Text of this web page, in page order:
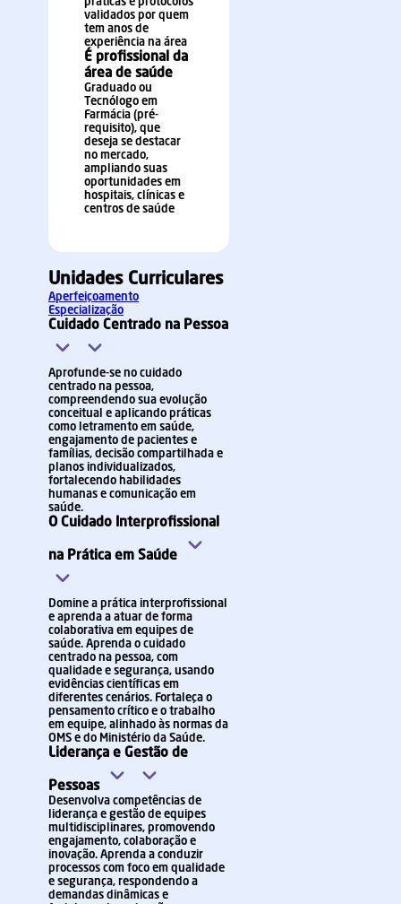
validados por quem
tem anos de
experiência na área
É profissional da
área de saúde
Graduado ou
Tecnólogo em
Farmácia (pré-
requisito), que
deseja se destacar
no mercado,
ampliando suas
oportunidades em
hospitais, clínicas e
centros de saúde
Unidades Curriculares
Aperfeiçoamento
Especialização
Cuidado Centrado na Pessoa
Aprofunde-se no cuidado
centrado na pessoa,
compreendendo sua evolução
conceitual e aplicando práticas
como letramento em saúde,
engajamento de pacientes e
famílias, decisão compartilhada e
planos individualizados,
fortalecendo habilidades
humanas e comunicação em
saúde.
O Cuidado Interprofissional
na Prática em Saúde
Domine a prática interprofissional
e aprenda a atuar de forma
colaborativa em equipes de
saúde. Aprenda o cuidado
centrado na pessoa, com
qualidade e segurança, usando
evidências científicas em
diferentes cenários. Fortaleça o
pensamento crítico e o trabalho
em equipe, alinhado às normas da
OMS e do Ministério da Saúde.
Liderança e Gestão de
Pessoas
Desenvolva competências de
liderança e gestão de equipes
multidisciplinares, promovendo
engajamento, colaboração e
inovação. Aprenda a conduzir
processos com foco em qualidade
e segurança, respondendo a
demandas dinâmicas e